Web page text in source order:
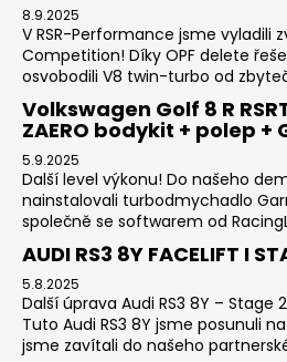
8.9.2025
V RSR-Performance jsme vyladili
Competition! Díky OPF delete
osvobodili V8 twin-turbo od
Volkswagen Golf 8 R
ZAERO bodykit + polep +
5.9.2025
Další level výkonu! Do našeho
nainstalovali turbodmychadlo
společně se softwarem od
AUDI RS3 8Y FACELIFT I
5.8.2025
Další úprava Audi RS3 8Y – Stage
Tuto Audi RS3 8Y jsme posunuli
jsme zavítali do našeho